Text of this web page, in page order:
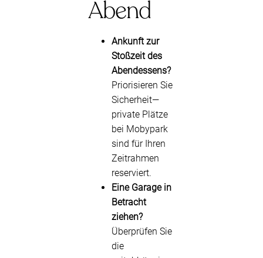
Abend
Ankunft zur
Stoßzeit des
Abendessens?
Priorisieren Sie
Sicherheit—
private Plätze
bei Mobypark
sind für Ihren
Zeitrahmen
reserviert.
Eine Garage in
Betracht
ziehen?
Überprüfen Sie
die